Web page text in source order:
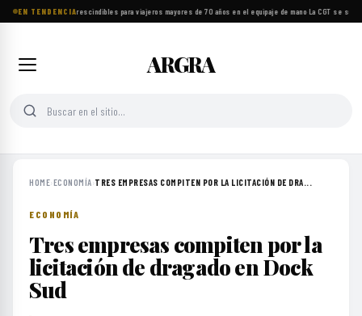
EN TENDENCIA
Ocho objetos imprescindibles para viajeros mayores de 70 años en el equipaje de mano·La CGT se
ARGRA
HOME›ECONOMÍA›TRES EMPRESAS COMPITEN POR LA LICITACIÓN DE DRA...
ECONOMÍA
Tres empresas compiten por la
licitación de dragado en Dock
Sud